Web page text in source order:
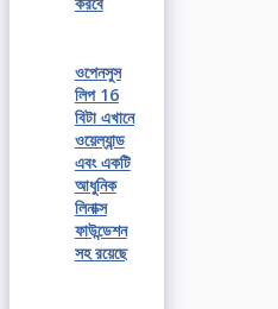
ওপেনসুস
লিপ 16
বিটা এখানে
ওয়েল্যান্ড
এবং একটি
আধুনিক
লিনাক্স
ফাউন্ডেশন
সহ রয়েছে